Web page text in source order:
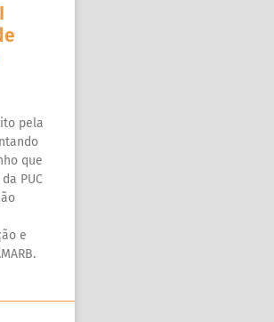
pela
que
PUC
e